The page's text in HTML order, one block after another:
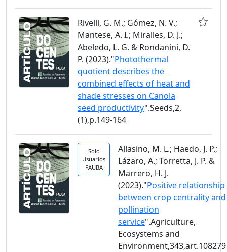
Rivelli, G. M.; Gómez, N. V.;
Mantese, A. I.; Miralles, D. J.;
Abeledo, L. G. & Rondanini, D.
P. (2023)."Photothermal
quotient describes the
combined effects of heat and
shade stresses on Canola
seed productivity".Seeds,2,
(1),p.149-164
Solo
Usuarios
FAUBA
Allasino, M. L.; Haedo, J. P.;
Lázaro, A.; Torretta, J. P. &
Marrero, H. J.
(2023)."Positive relationship
between crop centrality and
pollination
service".Agriculture,
Ecosystems and
Environment,343,art.108279